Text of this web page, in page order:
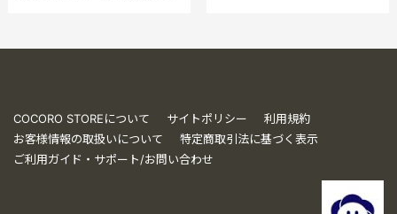
COCORO STOREについて サイトポリシー
利用規約
お客様情報の取扱いについて
特定商取引法に基づく表示
ご利用ガイド・サポート/お問い合わせ